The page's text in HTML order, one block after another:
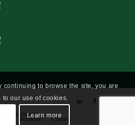
L’association
Archives
Contact
continuing to browse the site, you are
to our use of cookies.
Learn more